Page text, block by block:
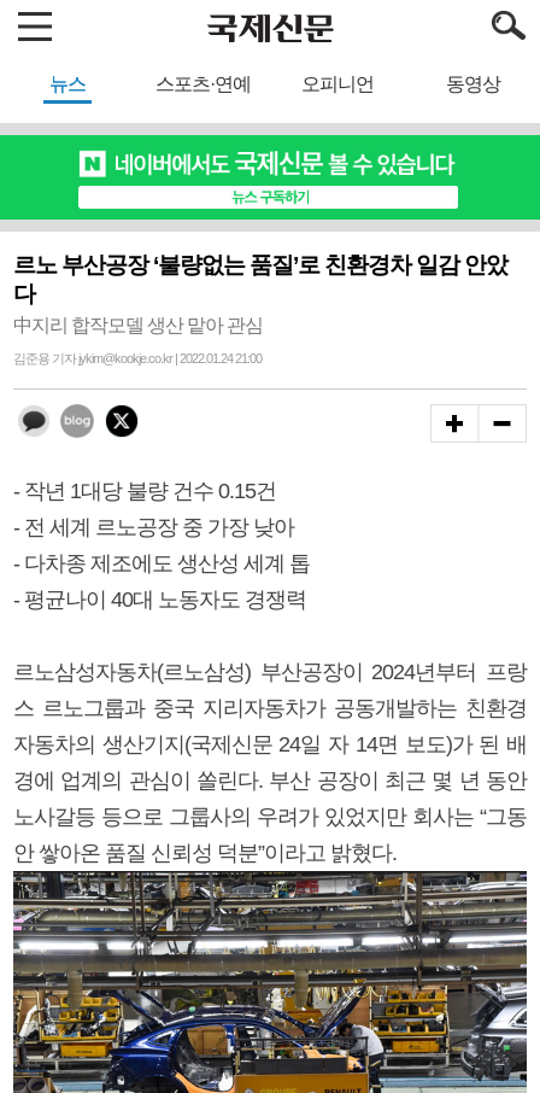
뉴스 스포츠·연예 오피니언 동영상
르노 부산공장 ‘불량없는 품질’로 친환경차 일감 안았
다
中지리 합작모델 생산 맡아 관심
김준용 기자 jykim@kookje.co.kr | 2022.01.24 21:00
- 작년 1대당 불량 건수 0.15건
- 전 세계 르노공장 중 가장 낮아
- 다차종 제조에도 생산성 세계 톱
- 평균나이 40대 노동자도 경쟁력
르노삼성자동차(르노삼성) 부산공장이 2024년부터 프랑
스 르노그룹과 중국 지리자동차가 공동개발하는 친환경
자동차의 생산기지(국제신문 24일 자 14면 보도)가 된 배
경에 업계의 관심이 쏠린다. 부산 공장이 최근 몇 년 동안
노사갈등 등으로 그룹사의 우려가 있었지만 회사는 “그동
안 쌓아온 품질 신뢰성 덕분”이라고 밝혔다.